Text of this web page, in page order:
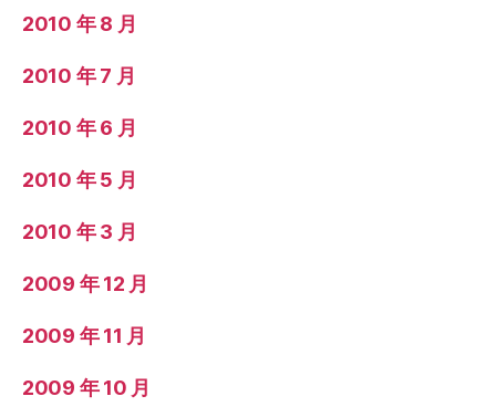
2010 年 8 月
2010 年 7 月
2010 年 6 月
2010 年 5 月
2010 年 3 月
2009 年 12 月
2009 年 11 月
2009 年 10 月